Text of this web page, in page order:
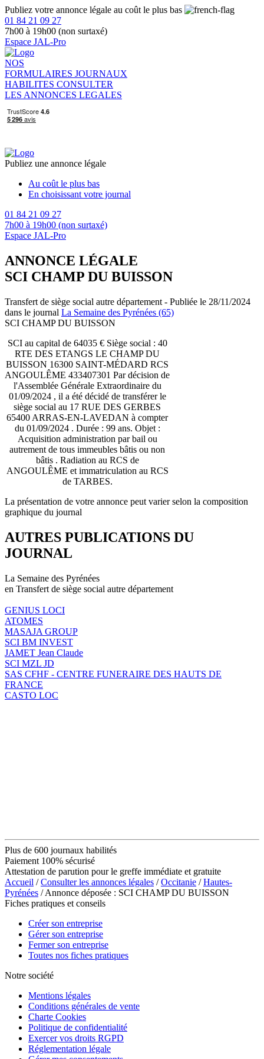
Publiez votre annonce légale au coût le plus bas
01 84 21 09 27
7h00 à 19h00 (non surtaxé)
Espace JAL-Pro
NOS
FORMULAIRES JOURNAUX
HABILITES CONSULTER
LES ANNONCES LEGALES
Publiez une annonce légale
Au coût le plus bas
En choisissant votre journal
01 84 21 09 27
7h00 à 19h00 (non surtaxé)
Espace JAL-Pro
ANNONCE LÉGALE
SCI CHAMP DU BUISSON
Transfert de siège social autre département - Publiée le 28/11/2024
dans le journal La Semaine des Pyrénées (65)
SCI CHAMP DU BUISSON
SCI au capital de 64035 € Siège social : 40
RTE DES ETANGS LE CHAMP DU
BUISSON 16300 SAINT-MÉDARD RCS
ANGOULÊME 433407301 Par décision de
l'Assemblée Générale Extraordinaire du
01/09/2024 , il a été décidé de transférer le
siège social au 17 RUE DES GERBES
65400 ARRAS-EN-LAVEDAN à compter
du 01/09/2024 . Durée : 99 ans. Objet :
Acquisition administration par bail ou
autrement de tous immeubles bâtis ou non
bâtis . Radiation au RCS de
ANGOULÊME et immatriculation au RCS
de TARBES.
La présentation de votre annonce peut varier selon la composition
graphique du journal
AUTRES PUBLICATIONS DU
JOURNAL
La Semaine des Pyrénées
en Transfert de siège social autre département
GENIUS LOCI
ATOMES
MASAJA GROUP
SCI BM INVEST
JAMET Jean Claude
SCI MZL JD
SAS CFHF - CENTRE FUNERAIRE DES HAUTS DE
FRANCE
CASTO LOC
Plus de 600 journaux habilités
Paiement 100% sécurisé
Attestation de parution pour le greffe immédiate et gratuite
Accueil /Consulter les annonces légales /Occitanie /Hautes-
Pyrénées / Annonce déposée : SCI CHAMP DU BUISSON
Fiches pratiques et conseils
Créer son entreprise
Gérer son entreprise
Fermer son entreprise
Toutes nos fiches pratiques
Notre société
Mentions légales
Conditions générales de vente
Charte Cookies
Politique de confidentialité
Exercer vos droits RGPD
Réglementation légale